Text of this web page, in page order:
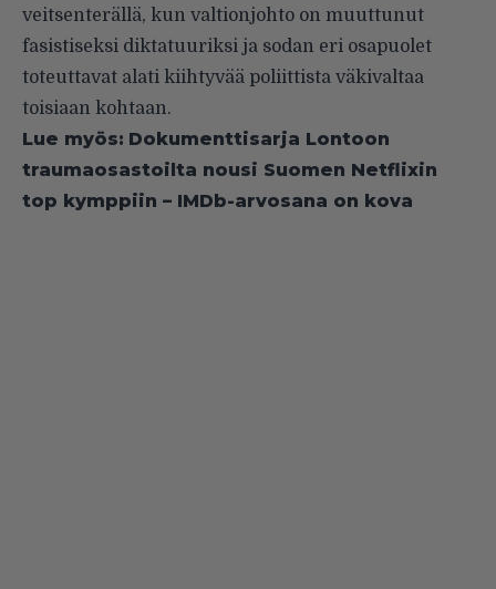
veitsenterällä, kun valtionjohto on muuttunut
fasistiseksi diktatuuriksi ja sodan eri osapuolet
toteuttavat alati kiihtyvää poliittista väkivaltaa
toisiaan kohtaan.
Lue myös: Dokumenttisarja Lontoon
traumaosastoilta nousi Suomen Netflixin
top kymppiin – IMDb-arvosana on kova